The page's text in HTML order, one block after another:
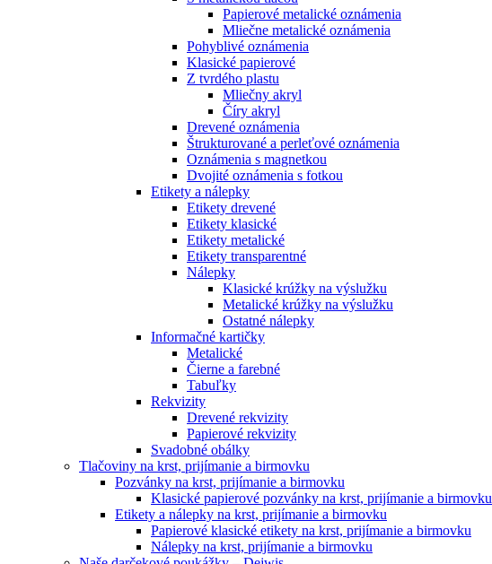
Papierové metalické oznámenia
Mliečne metalické oznámenia
Pohyblivé oznámenia
Klasické papierové
Z tvrdého plastu
Mliečny akryl
Číry akryl
Drevené oznámenia
Štrukturované a perleťové oznámenia
Oznámenia s magnetkou
Dvojité oznámenia s fotkou
Etikety a nálepky
Etikety drevené
Etikety klasické
Etikety metalické
Etikety transparentné
Nálepky
Klasické krúžky na výslužku
Metalické krúžky na výslužku
Ostatné nálepky
Informačné kartičky
Metalické
Čierne a farebné
Tabuľky
Rekvizity
Drevené rekvizity
Papierové rekvizity
Svadobné obálky
Tlačoviny na krst, prijímanie a birmovku
Pozvánky na krst, prijímanie a birmovku
Klasické papierové pozvánky na krst, prijímanie a birmovku
Etikety a nálepky na krst, prijímanie a birmovku
Papierové klasické etikety na krst, prijímanie a birmovku
Nálepky na krst, prijímanie a birmovku